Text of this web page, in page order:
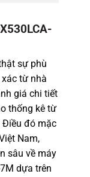
sự phù
từ nhà
giá chi tiết
thống kê từ
Điều đó mặc
Nam,
sâu về máy
dựa trên